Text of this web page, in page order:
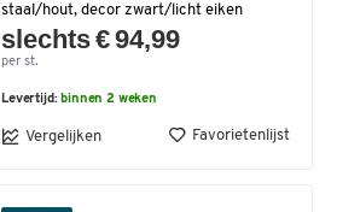
staal/hout, decor zwart/licht eiken
slechts € 94,99
per st.
Levertijd:binnen 2 weken
Vergelijken Favorietenlijst